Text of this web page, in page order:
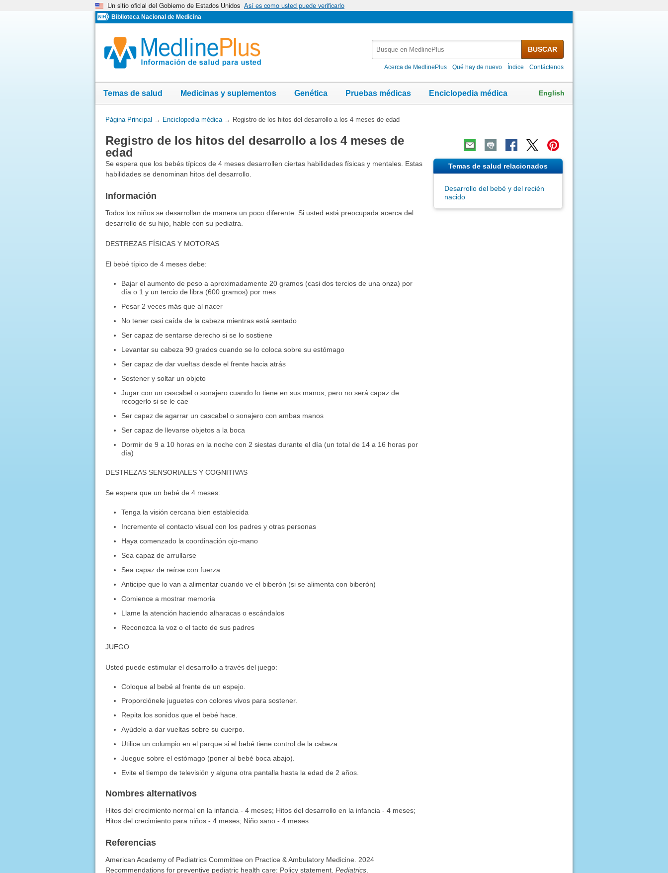
Un sitio oficial del Gobierno de Estados Unidos Así es como usted puede verificarlo
Biblioteca Nacional de Medicina
MedlinePlus
BUSCAR
Acerca de MedlinePlus Qué hay de nuevo Índice Contáctenos
Temas de salud Medicinas y suplementos Genética Pruebas médicas Enciclopedia médica English
Usted
aquí:
Página Principal → Enciclopedia médica→ Registro de los hitos del desarrollo a los 4 meses de edad
Registro de los hitos del desarrollo a los 4 meses de
edad
Se espera que los bebés típicos de 4 meses desarrollen ciertas habilidades físicas y mentales. Estas
habilidades se denominan hitos del desarrollo.
Información
Todos los niños se desarrollan de manera un poco diferente. Si usted está preocupada acerca del
desarrollo de su hijo, hable con su pediatra.
DESTREZAS FÍSICAS Y MOTORAS
El bebé típico de 4 meses debe:
Bajar el aumento de peso a aproximadamente 20 gramos (casi dos tercios de una onza) por
día o 1 y un tercio de libra (600 gramos) por mes
Pesar 2 veces más que al nacer
No tener casi caída de la cabeza mientras está sentado
Ser capaz de sentarse derecho si se lo sostiene
Levantar su cabeza 90 grados cuando se lo coloca sobre su estómago
Ser capaz de dar vueltas desde el frente hacia atrás
Sostener y soltar un objeto
Jugar con un cascabel o sonajero cuando lo tiene en sus manos, pero no será capaz de
recogerlo si se le cae
Ser capaz de agarrar un cascabel o sonajero con ambas manos
Ser capaz de llevarse objetos a la boca
Dormir de 9 a 10 horas en la noche con 2 siestas durante el día (un total de 14 a 16 horas por
día)
DESTREZAS SENSORIALES Y COGNITIVAS
Se espera que un bebé de 4 meses:
Tenga la visión cercana bien establecida
Incremente el contacto visual con los padres y otras personas
Haya comenzado la coordinación ojo-mano
Sea capaz de arrullarse
Sea capaz de reírse con fuerza
Anticipe que lo van a alimentar cuando ve el biberón (si se alimenta con biberón)
Comience a mostrar memoria
Llame la atención haciendo alharacas o escándalos
Reconozca la voz o el tacto de sus padres
JUEGO
Usted puede estimular el desarrollo a través del juego:
Coloque al bebé al frente de un espejo.
Proporciónele juguetes con colores vivos para sostener.
Repita los sonidos que el bebé hace.
Ayúdelo a dar vueltas sobre su cuerpo.
Utilice un columpio en el parque si el bebé tiene control de la cabeza.
Juegue sobre el estómago (poner al bebé boca abajo).
Evite el tiempo de televisión y alguna otra pantalla hasta la edad de 2 años.
Nombres alternativos
Hitos del crecimiento normal en la infancia - 4 meses; Hitos del desarrollo en la infancia - 4 meses;
Hitos del crecimiento para niños - 4 meses; Niño sano - 4 meses
Referencias
American Academy of Pediatrics Committee on Practice & Ambulatory Medicine. 2024
Recommendations for preventive pediatric health care: Policy statement. Pediatrics.
Temas de salud relacionados
Desarrollo del bebé y del recién
nacido